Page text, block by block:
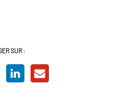
SUR :